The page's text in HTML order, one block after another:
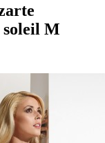
soleil M